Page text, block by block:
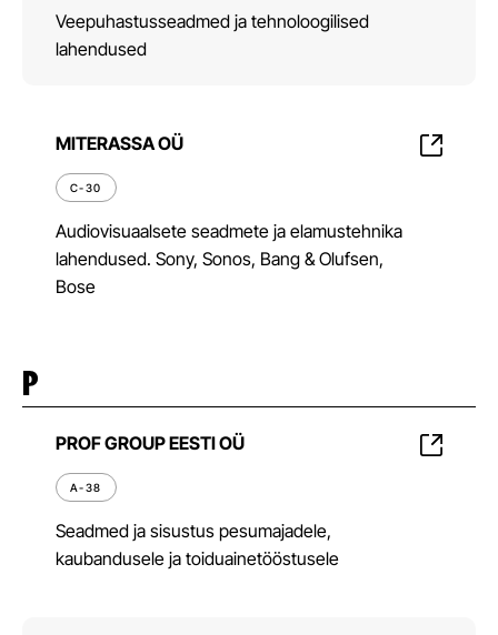
Veepuhastusseadmed ja tehnoloogilised
lahendused
MITERASSA OÜ
C-30
Audiovisuaalsete seadmete ja elamustehnika
lahendused. Sony, Sonos, Bang & Olufsen,
Bose
P
PROF GROUP EESTI OÜ
A-38
Seadmed ja sisustus pesumajadele,
kaubandusele ja toiduainetööstusele